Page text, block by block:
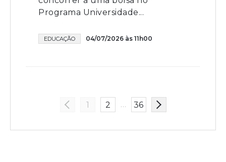
Programa Universidade...
EDUCAÇÃO 04/07/2026 às 11h00
1 2 … 36